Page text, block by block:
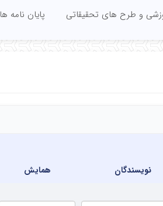
و طرح های تحقیقاتی پایان نامه ها
نویسندگان همایش